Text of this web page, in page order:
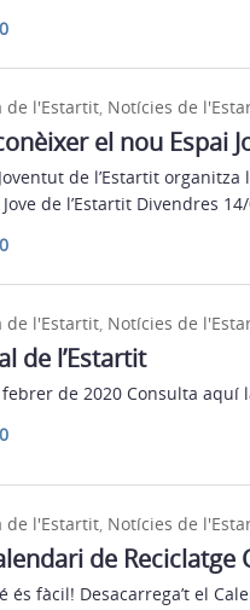
de l'Estartit, Notícies de
el nou Espai
Joventut de l’Estartit
de l’Estartit Divendres
de l'Estartit, Notícies de
de l’Estartit
de 2020 Consulta aquí
de l'Estartit, Notícies de
de Reciclatge
és fàcil! Desacarrega’t el